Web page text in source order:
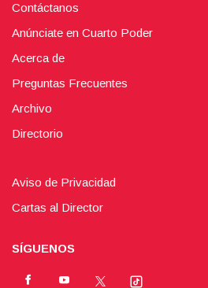
Contáctanos
Anúnciate en Cuarto Poder
Acerca de
Preguntas Frecuentes
Archivo
Directorio
Aviso de Privacidad
Cartas al Director
SÍGUENOS